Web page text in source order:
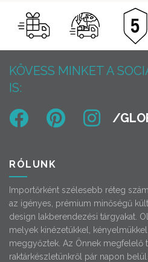
KÖVESS MINKET A
IS:
RÓLUNK
Importőrként szélesebb réteg
az igényes, prémium minőségű
design lakberendezési tárgyakat.
melyek kinézetükkel,
meggyőztek. Az Önnek megfelelő
raktárkészletünkről pár napon belül